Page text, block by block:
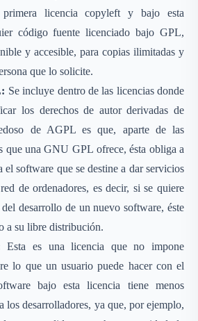
primera licencia copyleft y bajo esta
código fuente licenciado bajo GPL,
y accesible, para copias ilimitadas y
que lo solicite.
Se incluye dentro de las licencias donde
los derechos de autor derivadas de
de AGPL es que, aparte de las
que una GNU GPL ofrece, ésta obliga a
el software que se destine a dar servicios
de ordenadores, es decir, si se quiere
desarrollo de un nuevo software, éste
a su libre distribución.
Esta es una licencia que no impone
lo que un usuario puede hacer con el
bajo esta licencia tiene menos
los desarrolladores, ya que, por ejemplo,